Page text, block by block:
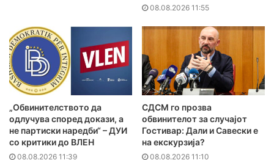
08.08.2026 11:55
„Обвинителството да
одлучува според докази, а
не партиски наредби“ – ДУИ
со критики до ВЛЕН
08.08.2026 11:39
СДСМ го прозва
обвинителот за случајот
Гостивар: Дали и Савески е
на екскурзија?
08.08.2026 11:10